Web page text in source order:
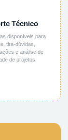
Técnico
disponíveis para
tira-dúvidas,
e análise de
de projetos.